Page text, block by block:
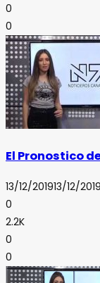
0
0
El Pronostico
13/12/201913/12/2019
0
2.2K
0
0